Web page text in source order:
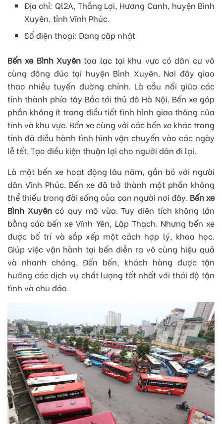
Địa chỉ: Ql2A, Thắng Lợi, Hương Canh, huyện Bình
Xuyên, tỉnh Vĩnh Phúc.
Số điện thoại: Đang cập nhật
Bến xe Bình Xuyên tọa lạc tại khu vực có dân cư vô
cùng đông đúc tại huyện Bình Xuyên. Nơi đây giao
thao nhiều tuyến đường chính. Là cầu nối giữa các
tỉnh thành phía tây Bắc tới thủ đô Hà Nội. Bến xe góp
phần không ít trong điều tiết tình hình giao thông của
tỉnh và khu vực. Bến xe cùng với các bến xe khác trong
tỉnh đã điều hành tình hình vận chuyển vào các ngày
lễ tết. Tạo điều kiện thuận lợi cho người dân đi lại.
Là một bến xe hoạt động lâu năm, gắn bó với người
dân Vĩnh Phúc. Bến xe đã trở thành một phần không
thể thiếu trong đời sống của con người nơi đây. Bến xe
Bình Xuyêncó quy mô vừa. Tuy diện tích không lớn
bằng các bến xe Vĩnh Yên, Lập Thạch. Nhưng bến xe
được bố trí và sắp xếp một cách hợp lý, khoa học.
Giúp việc vận hành tại bến diễn ra vô cùng hiệu quả
và nhanh chóng. Đến bến, khách hàng được tận
hưởng các dịch vụ chất lượng tốt nhất với thái độ tận
tình và chu đáo.